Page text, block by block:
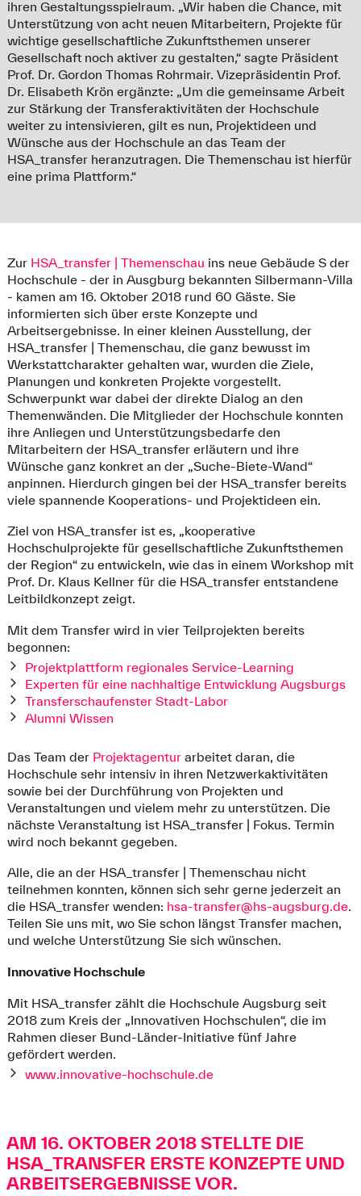
ihren Gestaltungsspielraum. „Wir haben die Chance, mit
Unterstützung von acht neuen Mitarbeitern, Projekte für
wichtige gesellschaftliche Zukunftsthemen unserer
Gesellschaft noch aktiver zu gestalten,“ sagte Präsident
Prof. Dr. Gordon Thomas Rohrmair. Vizepräsidentin Prof.
Dr. Elisabeth Krön ergänzte: „Um die gemeinsame Arbeit
zur Stärkung der Transferaktivitäten der Hochschule
weiter zu intensivieren, gilt es nun, Projektideen und
Wünsche aus der Hochschule an das Team der
HSA_transfer heranzutragen. Die Themenschau ist hierfür
eine prima Plattform.“
Zur HSA_transfer | Themenschau ins neue Gebäude S der
Hochschule - der in Ausgburg bekannten Silbermann-Villa
- kamen am 16. Oktober 2018 rund 60 Gäste. Sie
informierten sich über erste Konzepte und
Arbeitsergebnisse. In einer kleinen Ausstellung, der
HSA_transfer | Themenschau, die ganz bewusst im
Werkstattcharakter gehalten war, wurden die Ziele,
Planungen und konkreten Projekte vorgestellt.
Schwerpunkt war dabei der direkte Dialog an den
Themenwänden. Die Mitglieder der Hochschule konnten
ihre Anliegen und Unterstützungsbedarfe den
Mitarbeitern der HSA_transfer erläutern und ihre
Wünsche ganz konkret an der „Suche-Biete-Wand“
anpinnen. Hierdurch gingen bei der HSA_transfer bereits
viele spannende Kooperations- und Projektideen ein.
Ziel von HSA_transfer ist es, „kooperative
Hochschulprojekte für gesellschaftliche Zukunftsthemen
der Region“ zu entwickeln, wie das in einem Workshop mit
Prof. Dr. Klaus Kellner für die HSA_transfer entstandene
Leitbildkonzept zeigt.
Mit dem Transfer wird in vier Teilprojekten bereits
begonnen:
Projektplattform regionales Service-Learning
Experten für eine nachhaltige Entwicklung Augsburgs
Transferschaufenster Stadt-Labor
Alumni Wissen
Das Team der Projektagentur arbeitet daran, die
Hochschule sehr intensiv in ihren Netzwerkaktivitäten
sowie bei der Durchführung von Projekten und
Veranstaltungen und vielem mehr zu unterstützen. Die
nächste Veranstaltung ist HSA_transfer | Fokus. Termin
wird noch bekannt gegeben.
Alle, die an der HSA_transfer | Themenschau nicht
teilnehmen konnten, können sich sehr gerne jederzeit an
die HSA_transfer wenden: hsa-transfer@hs-augsburg.de.
Teilen Sie uns mit, wo Sie schon längst Transfer machen,
und welche Unterstützung Sie sich wünschen.
Innovative Hochschule
Mit HSA_transfer zählt die Hochschule Augsburg seit
2018 zum Kreis der „Innovativen Hochschulen“, die im
Rahmen dieser Bund-Länder-Initiative fünf Jahre
gefördert werden.
www.innovative-hochschule.de
AM 16. OKTOBER 2018 STELLTE DIE
HSA_TRANSFER ERSTE KONZEPTE UND
ARBEITSERGEBNISSE VOR.